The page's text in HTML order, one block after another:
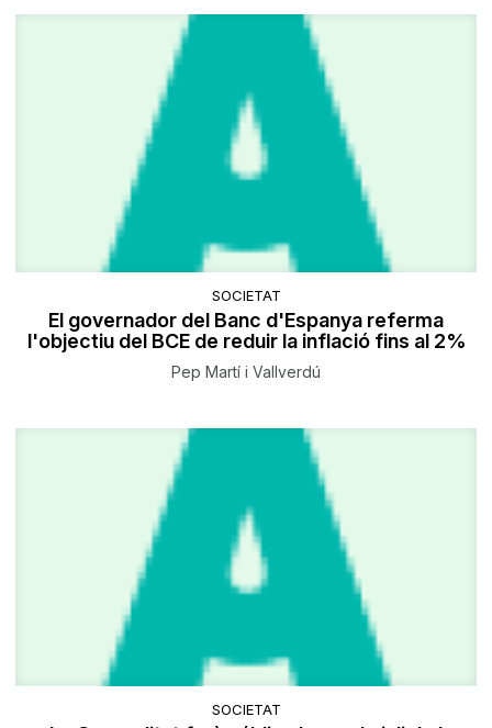
SOCIETAT
El governador del Banc d'Espanya referma
l'objectiu del BCE de reduir la inflació fins al 2%
Pep Martí i Vallverdú
SOCIETAT